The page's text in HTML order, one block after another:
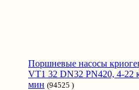
Поршневые насосы
VT1 32 DN32 PN420, 4-22
мин (94525 )